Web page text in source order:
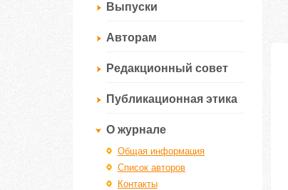
Выпуски
Авторам
Редакционный совет
Публикационная этика
О журнале
Общая информация
Список авторов
Контакты